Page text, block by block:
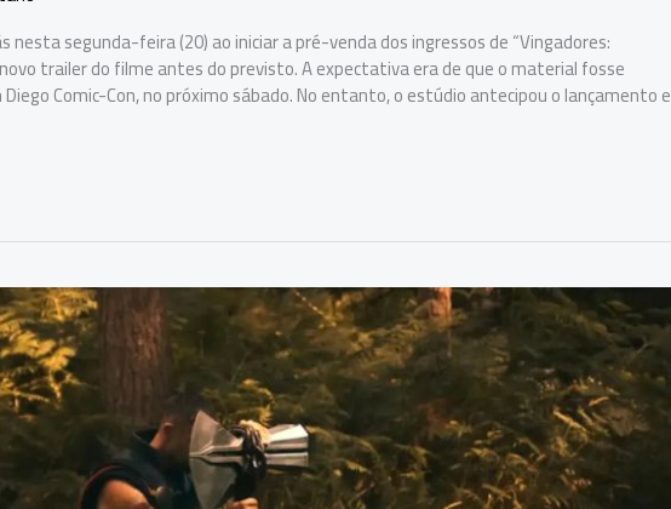
nesta segunda-feira (20) ao iniciar a pré-venda dos ingressos de “Vingadores:
trailer do filme antes do previsto. A expectativa era de que o material fosse
Comic-Con, no próximo sábado. No entanto, o estúdio antecipou o lançamento e